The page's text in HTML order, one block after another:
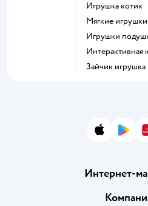
Игрушка котик
Мягкие
Игрушки
Интерактивная
Зайчик игрушка
App Store
Интернет-
Доставка и